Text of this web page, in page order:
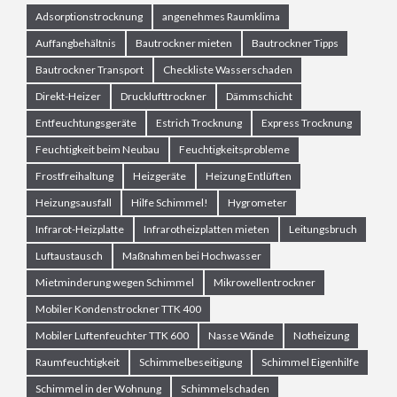
Adsorptionstrocknung
angenehmes Raumklima
Auffangbehältnis
Bautrockner mieten
Bautrockner Tipps
Bautrockner Transport
Checkliste Wasserschaden
Direkt-Heizer
Drucklufttrockner
Dämmschicht
Entfeuchtungsgeräte
Estrich Trocknung
Express Trocknung
Feuchtigkeit beim Neubau
Feuchtigkeitsprobleme
Frostfreihaltung
Heizgeräte
Heizung Entlüften
Heizungsausfall
Hilfe Schimmel!
Hygrometer
Infrarot-Heizplatte
Infrarotheizplatten mieten
Leitungsbruch
Luftaustausch
Maßnahmen bei Hochwasser
Mietminderung wegen Schimmel
Mikrowellentrockner
Mobiler Kondenstrockner TTK 400
Mobiler Luftenfeuchter TTK 600
Nasse Wände
Notheizung
Raumfeuchtigkeit
Schimmelbeseitigung
Schimmel Eigenhilfe
Schimmel in der Wohnung
Schimmelschaden